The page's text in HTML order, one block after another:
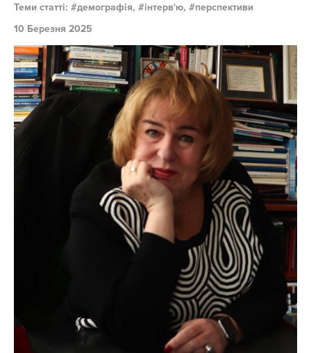
Теми статті: демографія, інтерв'ю,
перспективи
10 Березня 2025